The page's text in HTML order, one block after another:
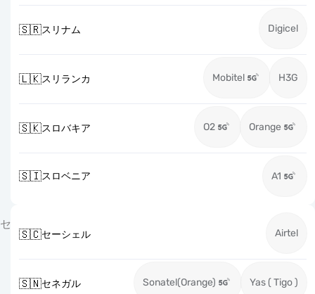
🇸🇷スリナム Digicel
🇱🇰スリランカ Mobitel H3G
🇸🇰スロバキア O2 Orange
🇸🇮スロベニア A1
セ
🇸🇨セーシェル Airtel
🇸🇳セネガル Sonatel(Orange) Yas ( Tigo )